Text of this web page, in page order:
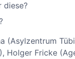
diese?
(Asylzentrum
Holger Fricke